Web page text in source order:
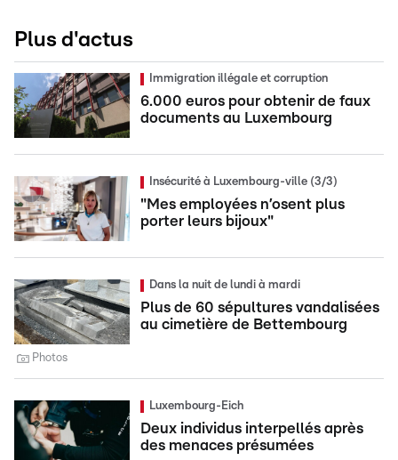
Plus d'actus
Immigration illégale et corruption
6.000 euros pour obtenir de faux
documents au Luxembourg
Insécurité à Luxembourg-ville (3/3)
"Mes employées n’osent plus
porter leurs bijoux"
Dans la nuit de lundi à mardi
Plus de 60 sépultures vandalisées
au cimetière de Bettembourg
Photos
Luxembourg-Eich
Deux individus interpellés après
des menaces présumées